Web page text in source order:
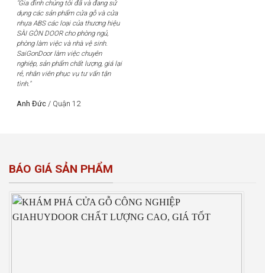
"Gia đình chúng tôi đã và đang sử
dụng các sản phẩm cửa gỗ và cửa
nhựa ABS các loại của thương hiệu
SÀI GÒN DOOR cho phòng ngủ,
phòng làm việc và nhà vệ sinh.
SaiGonDoor làm việc chuyên
nghiệp, sản phẩm chất lượng, giá lại
rẻ, nhân viên phục vụ tư vấn tận
tình."
Anh Đức / Quận 12
BÁO GIÁ SẢN PHẨM